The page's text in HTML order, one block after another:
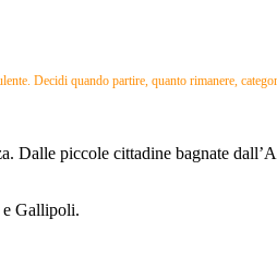
Decidi quando partire, quanto rimanere,
piccole cittadine bagnate
e Gallipoli.